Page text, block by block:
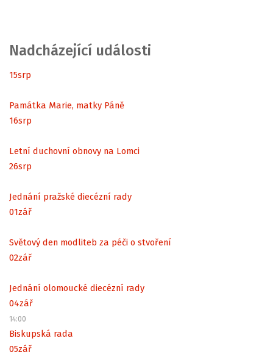
Nadcházející události
15srp
Památka Marie, matky Páně
16srp
Letní duchovní obnovy na Lomci
26srp
Jednání pražské diecézní rady
01zář
Světový den modliteb za péči o stvoření
02zář
Jednání olomoucké diecézní rady
04zář
14:00
Biskupská rada
05zář